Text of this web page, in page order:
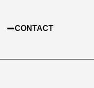
CONTACT